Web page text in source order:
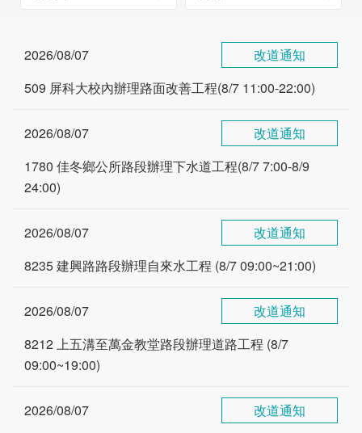
2026/08/07
改道通知
509 屏科大校內辦理路面改善工程(8/7 11:00-22:00)
2026/08/07
改道通知
1780 佳冬鄉公所路段辦理下水道工程(8/7 7:00-8/9
24:00)
2026/08/07
改道通知
8235 建興路路段辦理自來水工程 (8/7 09:00~21:00)
2026/08/07
改道通知
8212 上五溝至萬金教堂路段辦理道路工程 (8/7
09:00~19:00)
2026/08/07
改道通知